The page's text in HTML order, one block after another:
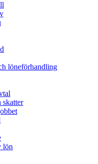
löneförhandling
skatter
lön